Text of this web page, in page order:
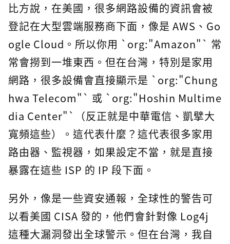
比方說，在美國，很多網路設備的資訊會被
登記在大型雲端服務商下面，像是 AWS、Go
ogle Cloud。所以你用 `org:"Amazon"` 常
常會撈到一堆東西。但在台灣，特別是家用
網路，很多設備會直接顯示是 `org:"Chung
hwa Telecom"` 或 `org:"Hoshin Multime
dia Center"`（反正就是中華電信、凱擘大
寬頻這些）。這代表什麼？這代表很多家用
路由器、監視器，如果設定不當，就是直接
暴露在這些 ISP 的 IP 段下面。
另外，像是一些資安通報，全球性的警告可
以看美國 CISA 發的，他們會針對像 Log4j
這種大漏洞發出全球警示。但在台灣，我自